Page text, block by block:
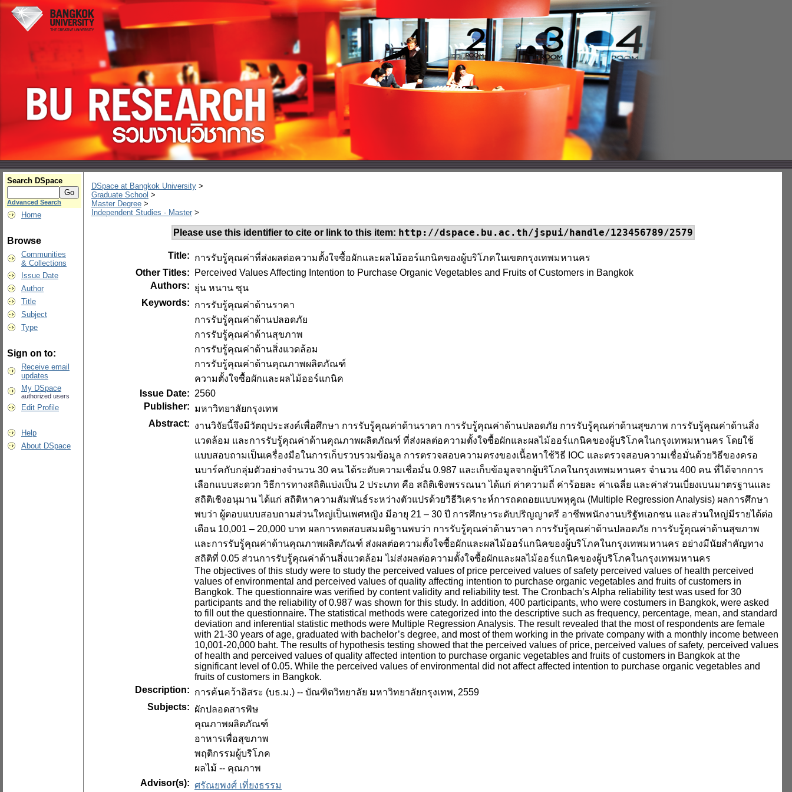
Search DSpace
Advanced Search
Home
Browse
Communities
& Collections
Issue Date
Author
Title
Subject
Type
Sign on to:
Receive email
updates
My DSpace
authorized users
Edit Profile
Help
About DSpace
DSpace at Bangkok University >
Graduate School >
Master Degree >
Independent Studies - Master >
Please use this identifier to cite or link to this item: http://dspace.bu.ac.th/jspui/handle/123456789/2579
Title: การรับรู้คุณค่าที่ส่งผลต่อความตั้งใจซื้อผักและผลไม้ออร์แกนิคของผู้บริโภคในเขตกรุงเทพมหานคร
Other Titles:
Perceived Values Affecting Intention to Purchase Organic Vegetables and Fruits of Customers in Bangkok
Authors: ยุ่น หนาน ซุน
Keywords: การรับรู้คุณค่าด้านราคา
การรับรู้คุณค่าด้านปลอดภัย
การรับรู้คุณค่าด้านสุขภาพ
การรับรู้คุณค่าด้านสิ่งแวดล้อม
การรับรู้คุณค่าด้านคุณภาพผลิตภัณฑ์
ความตั้งใจซื้อผักและผลไม้ออร์แกนิค
Issue Date: 2560
Publisher: มหาวิทยาลัยกรุงเทพ
Abstract: งานวิจัยนี้จึงมีวัตถุประสงค์เพื่อศึกษา การรับรู้คุณค่าด้านราคา การรับรู้คุณค่าด้านปลอดภัย การรับรู้คุณค่าด้านสุขภาพ การรับรู้คุณค่าด้านสิ่ง
แวดล้อม และการรับรู้คุณค่าด้านคุณภาพผลิตภัณฑ์ ที่ส่งผลต่อความตั้งใจซื้อผักและผลไม้ออร์แกนิคของผู้บริโภคในกรุงเทพมหานคร โดยใช้
แบบสอบถามเป็นเครื่องมือในการเก็บรวบรวมข้อมูล การตรวจสอบความตรงของเนื้อหาใช้วิธี IOC และตรวจสอบความเชื่อมั่นด้วยวิธีของครอ
นบาร์คกับกลุ่มตัวอย่างจำนวน 30 คน ได้ระดับความเชื่อมั่น 0.987 และเก็บข้อมูลจากผู้บริโภคในกรุงเทพมหานคร จำนวน 400 คน ที่ได้จากการ
เลือกแบบสะดวก วิธีการทางสถิติแบ่งเป็น 2 ประเภท คือ สถิติเชิงพรรณนา ได้แก่ ค่าความถี่ ค่าร้อยละ ค่าเฉลี่ย และค่าส่วนเบี่ยงเบนมาตรฐานและ
สถิติเชิงอนุมาน ได้แก่ สถิติหาความสัมพันธ์ระหว่างตัวแปรด้วยวิธีวิเคราะห์การถดถอยแบบพหุคูณ (Multiple Regression Analysis) ผลการศึกษา
พบว่า ผู้ตอบแบบสอบถามส่วนใหญ่เป็นเพศหญิง มีอายุ 21 – 30 ปี การศึกษาระดับปริญญาตรี อาชีพพนักงานบริฐัทเอกชน และส่วนใหญ่มีรายได้ต่อ
เดือน 10,001 – 20,000 บาท ผลการทดสอบสมมติฐานพบว่า การรับรู้คุณค่าด้านราคา การรับรู้คุณค่าด้านปลอดภัย การรับรู้คุณค่าด้านสุขภาพ
และการรับรู้คุณค่าด้านคุณภาพผลิตภัณฑ์ ส่งผลต่อความตั้งใจซื้อผักและผลไม้ออร์แกนิคของผู้บริโภคในกรุงเทพมหานคร อย่างมีนัยสำคัญทาง
สถิติที่ 0.05 ส่วนการรับรู้คุณค่าด้านสิ่งแวดล้อม ไม่ส่งผลต่อความตั้งใจซื้อผักและผลไม้ออร์แกนิคของผู้บริโภคในกรุงเทพมหานคร
The objectives of this study were to study the perceived values of price perceived values of safety perceived values of health perceived
values of environmental and perceived values of quality affecting intention to purchase organic vegetables and fruits of customers in
Bangkok. The questionnaire was verified by content validity and reliability test. The Cronbach’s Alpha reliability test was used for 30
participants and the reliability of 0.987 was shown for this study. In addition, 400 participants, who were costumers in Bangkok, were asked
to fill out the questionnaire. The statistical methods were categorized into the descriptive such as frequency, percentage, mean, and standard
deviation and inferential statistic methods were Multiple Regression Analysis. The result revealed that the most of respondents are female
with 21-30 years of age, graduated with bachelor’s degree, and most of them working in the private company with a monthly income between
10,001-20,000 baht. The results of hypothesis testing showed that the perceived values of price, perceived values of safety, perceived values
of health and perceived values of quality affected intention to purchase organic vegetables and fruits of customers in Bangkok at the
significant level of 0.05. While the perceived values of environmental did not affect affected intention to purchase organic vegetables and
fruits of customers in Bangkok.
Description: การค้นคว้าอิสระ (บธ.ม.) -- บัณฑิตวิทยาลัย มหาวิทยาลัยกรุงเทพ, 2559
Subjects: ผักปลอดสารพิษ
คุณภาพผลิตภัณฑ์
อาหารเพื่อสุขภาพ
พฤติกรรมผู้บริโภค
ผลไม้ -- คุณภาพ
Advisor(s): ศรัณยพงศ์ เที่ยงธรรม